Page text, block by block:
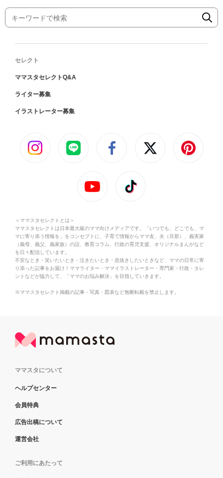
セレクト
ママスタセレクトQ&A
ライター募集
イラストレーター募集
＜ママスタセレクトとは＞
ママスタセレクトは日本最大級のママ向けメディアです。「いつでも、どこでも、マ
マに寄り添う情報を」をコンセプトに、子育て情報からママ友、夫（旦那）、義実家
（義母、義父、義家族）の話、教育コラム、行政の育児支援、オリジナルまんがなど
を日々配信しています。
不安なとき・笑いたいとき・泣きたいとき・息抜きしたいときなど、ママの日常に寄
り添った記事をお届け！ママライター・ママイラストレーター・専門家・行政・タレ
ントなどが協力して、「ママのお悩み解決」を目指していきます。
※ママスタセレクト掲載の記事・写真・図表など無断転載を禁止します。
ママスタについて
ヘルプセンター
会員特典
広告出稿について
運営会社
ご利用にあたって